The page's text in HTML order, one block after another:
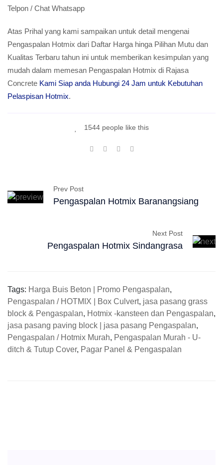
Telpon / Chat Whatsapp
Atas Prihal yang kami sampaikan untuk detail mengenai
Pengaspalan Hotmix dari Daftar Harga hinga Pilihan Mutu dan
Kualitas Terbaru tahun ini untuk memberikan kesimpulan yang
mudah dalam memesan Pengaspalan Hotmix di Rajasa
Concrete Kami Siap anda Hubungi 24 Jam untuk Kebutuhan
Pelaspisan Hotmix.
1544 people like this
Prev Post
Pengaspalan Hotmix Baranangsiang
Next Post
Pengaspalan Hotmix Sindangrasa
Tags: Harga Buis Beton | Promo Pengaspalan,
Pengaspalan / HOTMIX | Box Culvert, jasa pasang grass
block & Pengaspalan, Hotmix -kansteen dan Pengaspalan,
jasa pasang paving block | jasa pasang Pengaspalan,
Pengaspalan / Hotmix Murah, Pengaspalan Murah - U-
ditch & Tutup Cover, Pagar Panel & Pengaspalan